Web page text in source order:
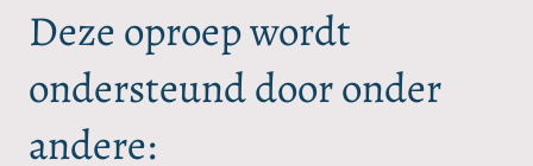
Deze oproep wordt
ondersteund door onder
andere: